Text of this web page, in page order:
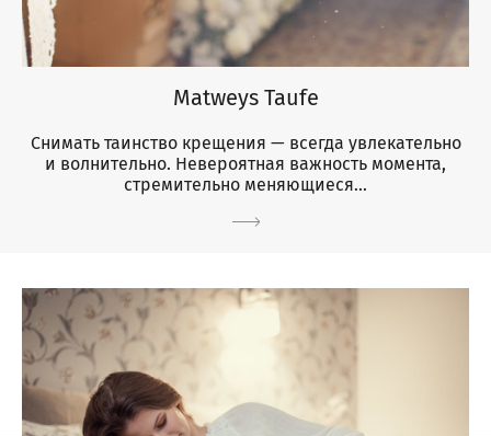
Matweys Taufe
Снимать таинство крещения — всегда увлекательно
и волнительно. Невероятная важность момента,
стремительно меняющиеся...